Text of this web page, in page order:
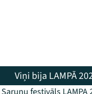
Viņi bija LAMPĀ